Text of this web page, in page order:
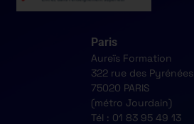
Paris
Aureïs Formation
322 rue des Pyrénées
75020 PARIS
(métro Jourdain)
Tél : 01 83 95 49 13